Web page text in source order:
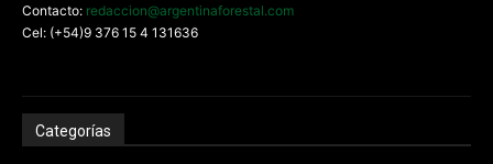
Contacto: redaccion@argentinaforestal.com
Cel: (+54)9 376 15 4 131636
Categorías